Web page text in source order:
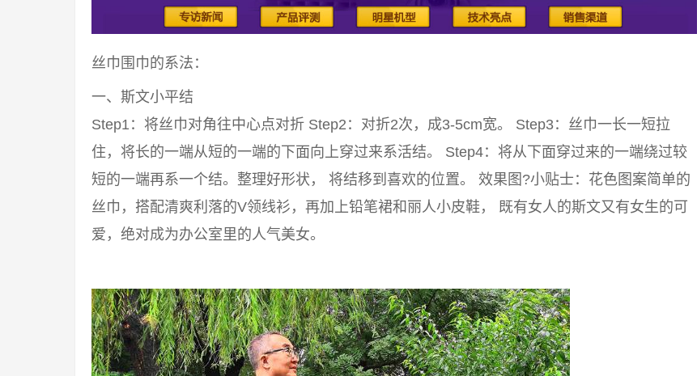
丝巾围巾的系法：
一、斯文小平结
Step1：将丝巾对角往中心点对折 Step2：对折2次，成3-5cm宽。 Step3：丝巾一长一短拉
住，将长的一端从短的一端的下面向上穿过来系活结。 Step4：将从下面穿过来的一端绕过较
短的一端再系一个结。整理好形状， 将结移到喜欢的位置。 效果图?小贴士：花色图案简单的
丝巾，搭配清爽利落的V领线衫，再加上铅笔裙和丽人小皮鞋， 既有女人的斯文又有女生的可
爱，绝对成为办公室里的人气美女。